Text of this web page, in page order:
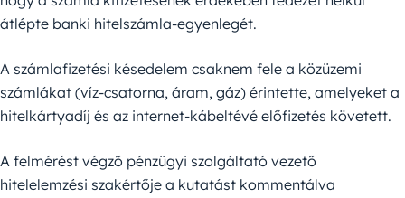
átlépte banki hitelszámla-egyenlegét.
A számlafizetési késedelem csaknem fele a közüzemi
számlákat (víz-csatorna, áram, gáz) érintette, amelyeket a
hitelkártyadíj és az internet-kábeltévé előfizetés követett.
A felmérést végző pénzügyi szolgáltató vezető
hitelelemzési szakértője a kutatást kommentálva